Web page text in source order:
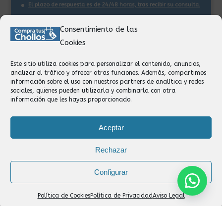
Consentimiento de las
Cookies
Este sitio utiliza cookies para personalizar el contenido, anuncios,
analizar el tráfico y ofrecer otras funciones. Además, compartimos
información sobre el uso con nuestros partners de analítica y redes
sociales, quienes pueden utilizarla y combinarla con otra
información que les hayas proporcionado.
Aceptar
Rechazar
Configurar
Política de CookiesPolítica de PrivacidadAviso Legal
El plazo de respuesta es de 24/48 horas, tras recibir su consulta.
Contacto:
Facturación
Devoluciones
Privacidad
Formas de Pago